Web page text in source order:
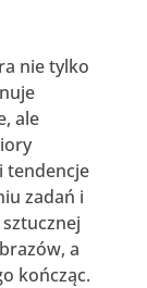
nie tylko
ale
tendencje
zadań i
a
kończąc.